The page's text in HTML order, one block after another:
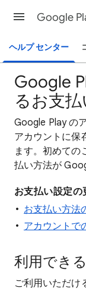
Google
ヘルプ センター
Google
るお支
Google Play の
アカウントに保
ます。初めての
払い方法が
お支払い設定
お支払い方法
アカウントで
利用でき
ご利用いただけ